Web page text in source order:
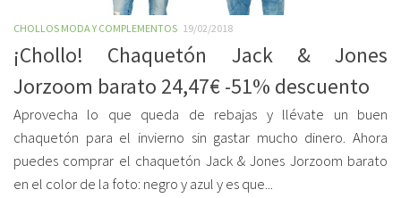
CHOLLOS MODA Y COMPLEMENTOS 19/02/2018
¡Chollo! Chaquetón Jack & Jones
Jorzoom barato 24,47€ -51% descuento
Aprovecha lo que queda de rebajas y llévate un buen
chaquetón para el invierno sin gastar mucho dinero. Ahora
puedes comprar el chaquetón Jack & Jones Jorzoom barato
en el color de la foto: negro y azul y es que...